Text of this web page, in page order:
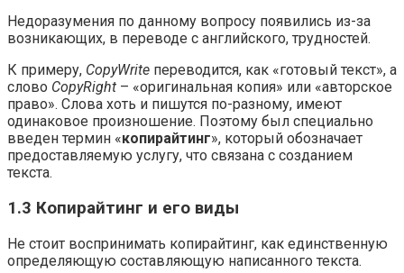
Недоразумения по данному вопросу появились из-за
возникающих, в переводе с английского, трудностей.
К примеру, CopyWrite переводится, как «готовый текст», а
слово CopyRight – «оригинальная копия» или «авторское
право». Слова хоть и пишутся по-разному, имеют
одинаковое произношение. Поэтому был специально
введен термин «копирайтинг», который обозначает
предоставляемую услугу, что связана с созданием
текста.
1.3 Копирайтинг и его виды
Не стоит воспринимать копирайтинг, как единственную
определяющую составляющую написанного текста.